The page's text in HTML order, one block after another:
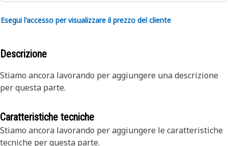
Esegui l'accesso per visualizzare il prezzo del cliente
Descrizione
Stiamo ancora lavorando per aggiungere una descrizione
per questa parte.
Caratteristiche tecniche
Stiamo ancora lavorando per aggiungere le caratteristiche
tecniche per questa parte.